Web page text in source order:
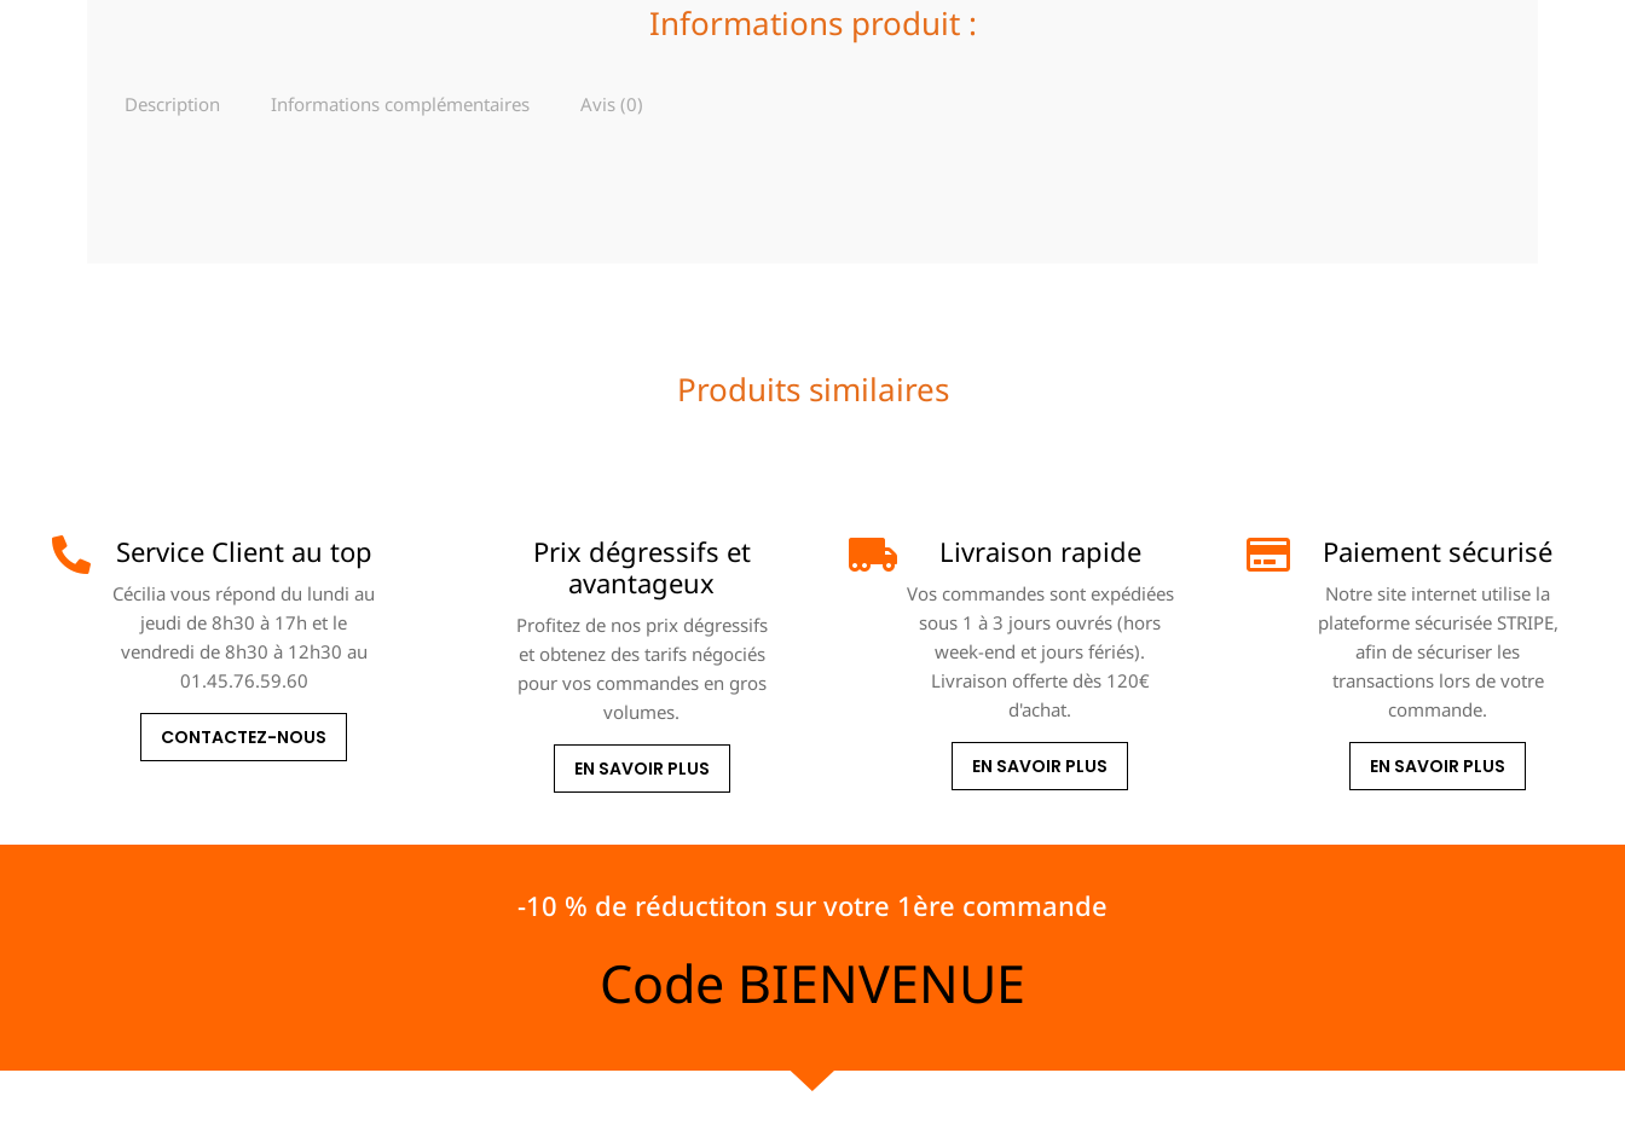
Informations produit :
Description Informations complémentaires Avis (0)
Produits similaires
Service Client au top
Cécilia vous répond du lundi au
jeudi de 8h30 à 17h et le
vendredi de 8h30 à 12h30 au
01.45.76.59.60
CONTACTEZ-NOUS
Prix dégressifs et
avantageux
Profitez de nos prix dégressifs
et obtenez des tarifs négociés
pour vos commandes en gros
volumes.
EN SAVOIR PLUS
Livraison rapide
Vos commandes sont expédiées
sous 1 à 3 jours ouvrés (hors
week-end et jours fériés).
Livraison offerte dès 120€
d'achat.
EN SAVOIR PLUS
Paiement sécurisé
Notre site internet utilise la
plateforme sécurisée STRIPE,
afin de sécuriser les
transactions lors de votre
commande.
EN SAVOIR PLUS
-10 % de réductiton sur votre 1ère commande
Code BIENVENUE